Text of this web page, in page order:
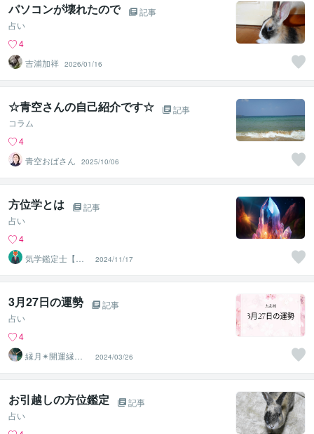
パソコンが壊れたので
記事
占い
4
吉浦加祥 2026/01/16
☆青空さんの自己紹介です☆
記事
コラム
4
青空おばさん
2025/10/06
方位学とは
記事
占い
4
気学鑑定士【方
位学】 ダイス
ケ
2024/11/17
3月27日の運勢
記事
占い
4
縁月✴︎開運縁結
び
2024/03/26
お引越しの方位鑑定
記事
占い